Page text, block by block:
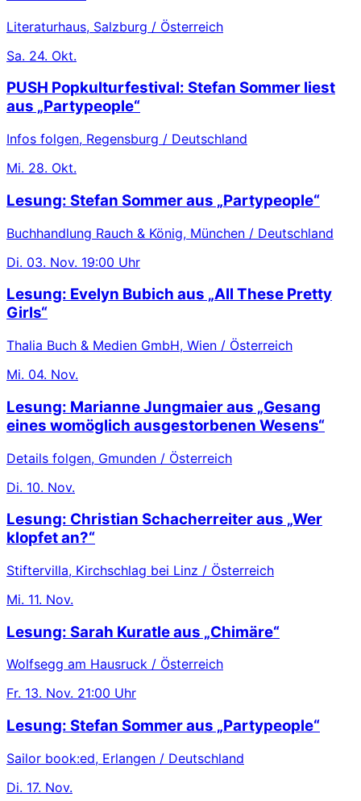
Literaturhaus, Salzburg / Österreich
Sa. 24. Okt.
PUSH Popkulturfestival: Stefan Sommer liest
aus „Partypeople“
Infos folgen, Regensburg / Deutschland
Mi. 28. Okt.
Lesung: Stefan Sommer aus „Partypeople“
Buchhandlung Rauch & König, München / Deutschland
Di. 03. Nov. 19:00 Uhr
Lesung: Evelyn Bubich aus „All These Pretty
Girls“
Thalia Buch & Medien GmbH, Wien / Österreich
Mi. 04. Nov.
Lesung: Marianne Jungmaier aus „Gesang
eines womöglich ausgestorbenen Wesens“
Details folgen, Gmunden / Österreich
Di. 10. Nov.
Lesung: Christian Schacherreiter aus „Wer
klopfet an?“
Stiftervilla, Kirchschlag bei Linz / Österreich
Mi. 11. Nov.
Lesung: Sarah Kuratle aus „Chimäre“
Wolfsegg am Hausruck / Österreich
Fr. 13. Nov. 21:00 Uhr
Lesung: Stefan Sommer aus „Partypeople“
Sailor book:ed, Erlangen / Deutschland
Di. 17. Nov.